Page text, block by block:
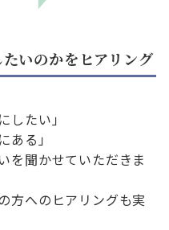
いのかをヒアリング
したい」
ある」
を聞かせていただきま
方へのヒアリングも実